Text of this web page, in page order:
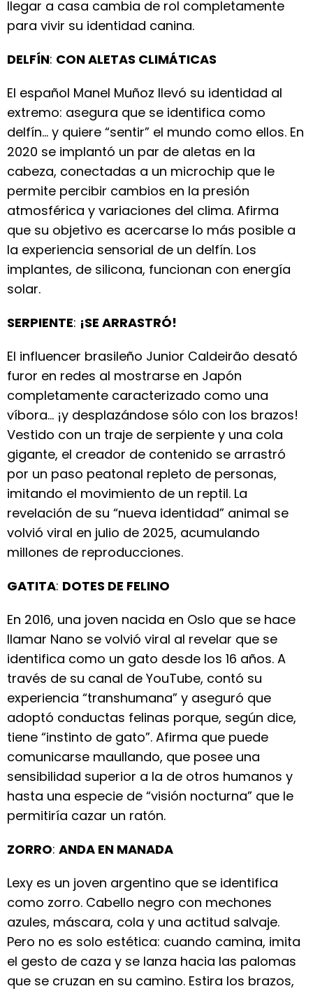
llegar a casa cambia de rol completamente
para vivir su identidad canina.
DELFÍN: CON ALETAS CLIMÁTICAS
El español Manel Muñoz llevó su identidad al
extremo: asegura que se identifica como
delfín… y quiere “sentir” el mundo como ellos. En
2020 se implantó un par de aletas en la
cabeza, conectadas a un microchip que le
permite percibir cambios en la presión
atmosférica y variaciones del clima. Afirma
que su objetivo es acercarse lo más posible a
la experiencia sensorial de un delfín. Los
implantes, de silicona, funcionan con energía
solar.
SERPIENTE: ¡SE ARRASTRÓ!
El influencer brasileño Junior Caldeirão desató
furor en redes al mostrarse en Japón
completamente caracterizado como una
víbora… ¡y desplazándose sólo con los brazos!
Vestido con un traje de serpiente y una cola
gigante, el creador de contenido se arrastró
por un paso peatonal repleto de personas,
imitando el movimiento de un reptil. La
revelación de su “nueva identidad” animal se
volvió viral en julio de 2025, acumulando
millones de reproducciones.
GATITA: DOTES DE FELINO
En 2016, una joven nacida en Oslo que se hace
llamar Nano se volvió viral al revelar que se
identifica como un gato desde los 16 años. A
través de su canal de YouTube, contó su
experiencia “transhumana” y aseguró que
adoptó conductas felinas porque, según dice,
tiene “instinto de gato”. Afirma que puede
comunicarse maullando, que posee una
sensibilidad superior a la de otros humanos y
hasta una especie de “visión nocturna” que le
permitiría cazar un ratón.
ZORRO: ANDA EN MANADA
Lexy es un joven argentino que se identifica
como zorro. Cabello negro con mechones
azules, máscara, cola y una actitud salvaje.
Pero no es solo estética: cuando camina, imita
el gesto de caza y se lanza hacia las palomas
que se cruzan en su camino. Estira los brazos,